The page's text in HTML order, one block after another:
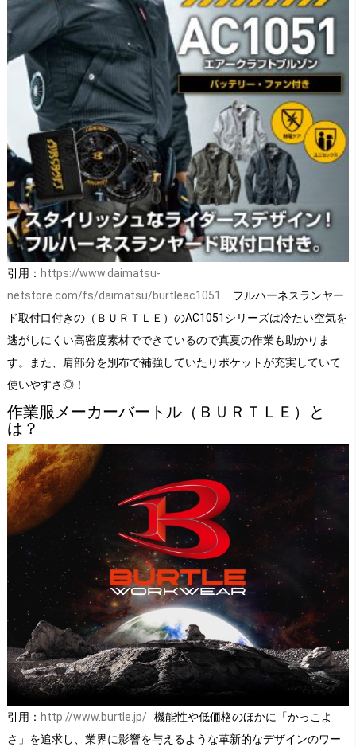
引用： https://www.daimatsu-
netstore.com/fs/daimatsu/burtleac1051
フルハーネスランヤー
ド取付口付きの（ＢＵＲＴＬＥ）のAC1051シリーズは冷たい空気を
逃がしにくい高密度素材でできているので真夏の作業も助かりま
す。また、肩部分を別布で補強していたりポケットが充実していて
使いやすさ◎！
作業服メーカーバートル（ＢＵＲＴＬＥ）と
は？
引用： http://www.burtle.jp/機能性や低価格のほかに「かっこよ
さ」を追求し、業界に影響を与えるような革新的なデザインのワー